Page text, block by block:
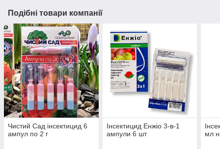
Подібні товари компанії
Чистий Сад інсектицид 6
ампул по 2 г
Інсектицид Енжіо 3-в-1
ампули 6 шт
мл